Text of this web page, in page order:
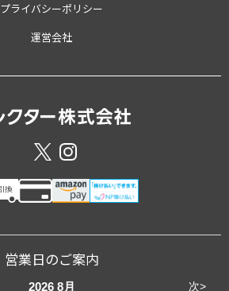
プライバシーポリシー
運営会社
営業日のご案内
次>
2026 8月